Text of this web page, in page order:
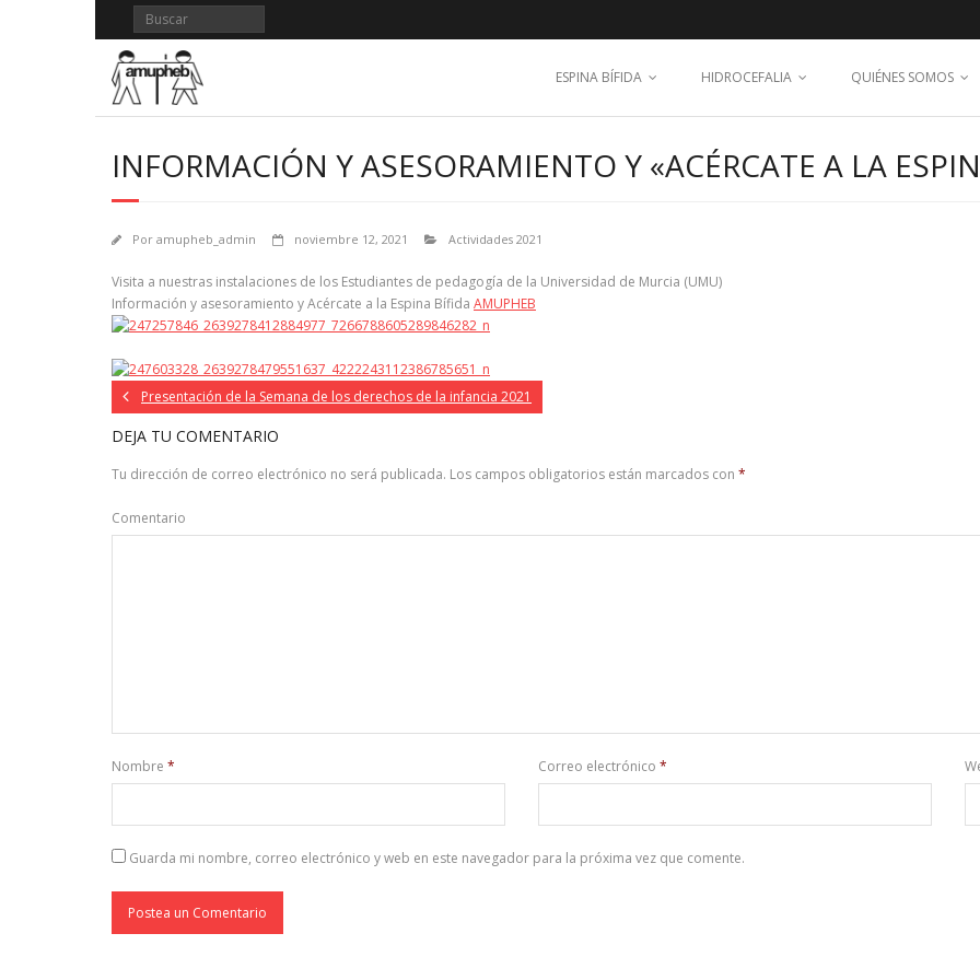
contenido
ESPINA BÍFIDA
HIDROCEFALIA QUIÉNES SOMOS
INFORMACIÓN Y ASESORAMIENTO Y «ACÉRCATE A LA
Por amupheb_admin noviembre 12, 2021 Actividades 2021
Visita a nuestras instalaciones de los Estudiantes de pedagogía de la Universidad de Murcia (UMU)
Información y asesoramiento y Acércate a la Espina Bífida AMUPHEB
Presentación de la Semana de los derechos de la infancia 2021
DEJA TU COMENTARIO
Tu dirección de correo electrónico no será publicada. Los campos obligatorios están marcados con *
Comentario
Nombre * Correo electrónico *
Guarda mi nombre, correo electrónico y web en este navegador para la próxima vez que comente.